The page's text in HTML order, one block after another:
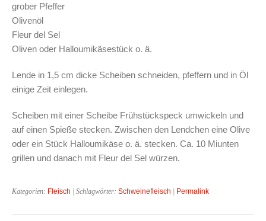
grober Pfeffer
Olivenöl
Fleur del Sel
Oliven oder Halloumikäsestück o. ä.
Lende in 1,5 cm dicke Scheiben schneiden, pfeffern und in Öl
einige Zeit einlegen.
Scheiben mit einer Scheibe Frühstückspeck umwickeln und
auf einen Spieße stecken. Zwischen den Lendchen eine Olive
oder ein Stück Halloumikäse o. ä. stecken. Ca. 10 Miunten
grillen und danach mit Fleur del Sel würzen.
Kategorien: Fleisch | Schlagwörter: Schweinefleisch | Permalink